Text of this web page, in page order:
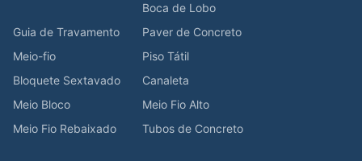
Boca de Lobo
Guia de Travamento
Paver de Concreto
Meio-fio
Piso Tátil
Bloquete Sextavado
Canaleta
Meio Bloco
Meio Fio Alto
Meio Fio Rebaixado
Tubos de Concreto